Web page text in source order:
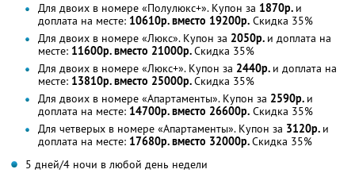
Для двоих в номере «Полулюкс+». Купон за 1870р. и
доплата на месте: 10610р. вместо 19200р. Скидка 35%
Для двоих в номере «Люкс». Купон за 2050р. и доплата на
месте: 11600р. вместо 21000р.Скидка 35%
Для двоих в номере «Люкс+». Купон за 2440р. и доплата на
месте: 13810р. вместо 25000р.Скидка 35%
Для двоих в номере «Апартаменты». Купон за 2590р. и
доплата на месте: 14700р. вместо 26600р. Скидка 35%
Для четверых в номере «Апартаменты». Купон за 3120р. и
доплата на месте: 17680р. вместо 32000р.Скидка 35%
5 дней/4 ночи в любой день недели